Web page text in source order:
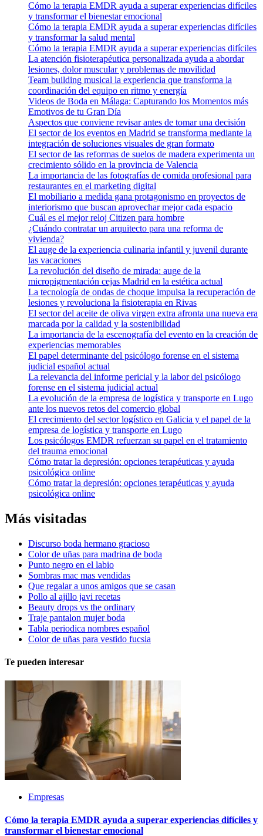
Cómo la terapia EMDR ayuda a superar experiencias difíciles
y transformar el bienestar emocional
Cómo la terapia EMDR ayuda a superar experiencias difíciles
y transformar la salud mental
Cómo la terapia EMDR ayuda a superar experiencias difíciles
La atención fisioterapéutica personalizada ayuda a abordar
lesiones, dolor muscular y problemas de movilidad
Team building musical la experiencia que transforma la
coordinación del equipo en ritmo y energía
Videos de Boda en Málaga: Capturando los Momentos más
Emotivos de tu Gran Día
Aspectos que conviene revisar antes de tomar una decisión
El sector de los eventos en Madrid se transforma mediante la
integración de soluciones visuales de gran formato
El sector de las reformas de suelos de madera experimenta un
crecimiento sólido en la provincia de Valencia
La importancia de las fotografías de comida profesional para
restaurantes en el marketing digital
El mobiliario a medida gana protagonismo en proyectos de
interiorismo que buscan aprovechar mejor cada espacio
Cuál es el mejor reloj Citizen para hombre
¿Cuándo contratar un arquitecto para una reforma de
vivienda?
El auge de la experiencia culinaria infantil y juvenil durante
las vacaciones
La revolución del diseño de mirada: auge de la
micropigmentación cejas Madrid en la estética actual
La tecnología de ondas de choque impulsa la recuperación de
lesiones y revoluciona la fisioterapia en Rivas
El sector del aceite de oliva virgen extra afronta una nueva era
marcada por la calidad y la sostenibilidad
La importancia de la escenografía del evento en la creación de
experiencias memorables
El papel determinante del psicólogo forense en el sistema
judicial español actual
La relevancia del informe pericial y la labor del psicólogo
forense en el sistema judicial actual
La evolución de la empresa de logística y transporte en Lugo
ante los nuevos retos del comercio global
El crecimiento del sector logístico en Galicia y el papel de la
empresa de logística y transporte en Lugo
Los psicólogos EMDR refuerzan su papel en el tratamiento
del trauma emocional
Cómo tratar la depresión: opciones terapéuticas y ayuda
psicológica online
Cómo tratar la depresión: opciones terapéuticas y ayuda
psicológica online
Más visitadas
Discurso boda hermano gracioso
Color de uñas para madrina de boda
Punto negro en el labio
Sombras mac mas vendidas
Que regalar a unos amigos que se casan
Pollo al ajillo javi recetas
Beauty drops vs the ordinary
Traje pantalon mujer boda
Tabla periodica nombres español
Color de uñas para vestido fucsia
Te pueden interesar
Empresas
Cómo la terapia EMDR ayuda a superar experiencias difíciles y
transformar el bienestar emocional